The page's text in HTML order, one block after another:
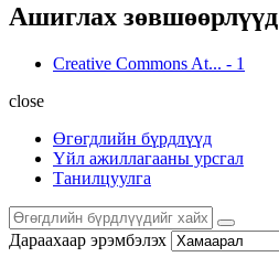
Ашиглах зөвшөөрлүүд
Creative Commons At... - 1
close
Өгөгдлийн бүрдлүүд
Үйл ажиллагааны урсгал
Танилцуулга
Дараахаар эрэмбэлэх